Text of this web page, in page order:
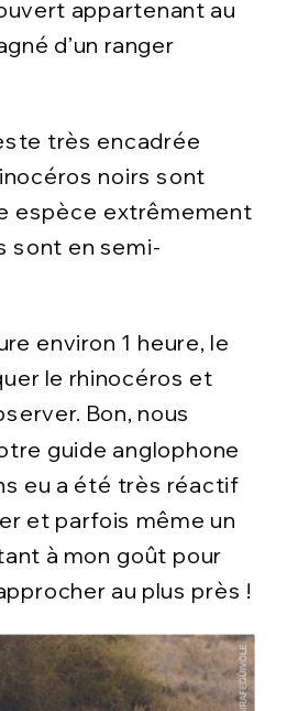
appartenant au
d’un ranger
très encadrée
noirs sont
espèce extrêmement
sont en semi-
environ 1 heure, le
le rhinocéros et
Bon, nous
guide anglophone
eu a été très réactif
et parfois même un
à mon goût pour
au plus près !